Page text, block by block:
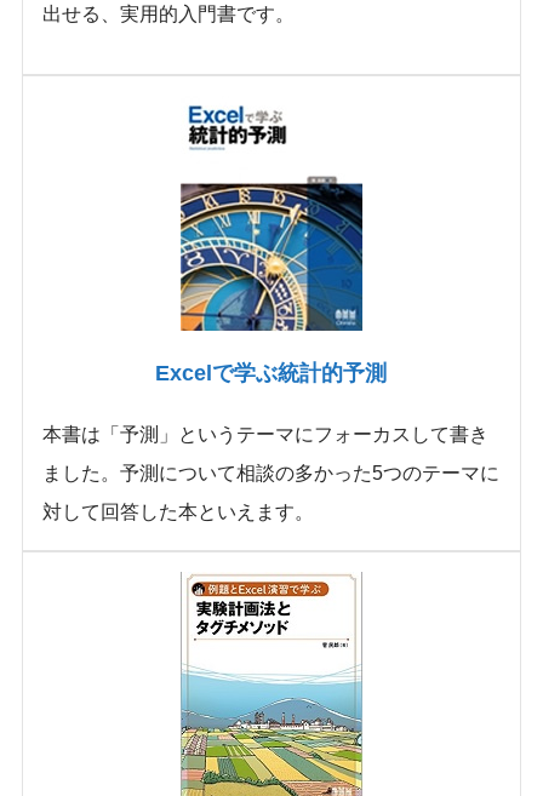
出せる、実用的入門書です。
Excelで学ぶ統計的予測
本書は「予測」というテーマにフォーカスして書き
ました。予測について相談の多かった5つのテーマに
対して回答した本といえます。